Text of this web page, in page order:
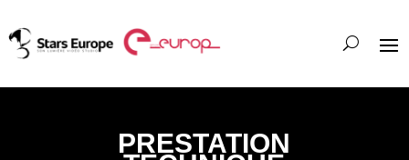
PRESTATION